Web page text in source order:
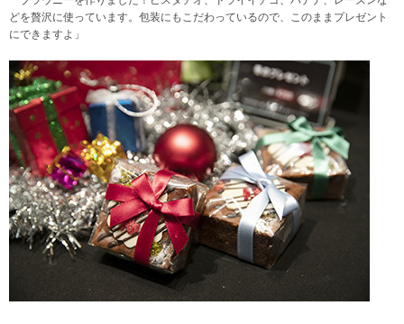
どを贅沢に使っています。包装にもこだわっているので、このままプレゼント
にできますよ」